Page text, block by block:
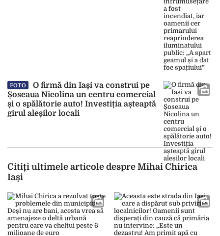
FOTO
O firmă din Iași va construi pe
Șoseaua Nicolina un centru comercial
și o spălătorie auto! Investiția așteaptă
girul aleșilor locali
Citiți ultimele articole despre Mihai Chirica
Iași